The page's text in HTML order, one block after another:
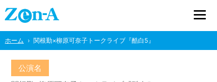
ホーム 関根勤×柳原可奈子トークライブ『酷白5』
公演名